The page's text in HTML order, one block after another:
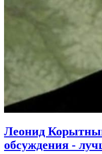
Леонид
обсуждения -